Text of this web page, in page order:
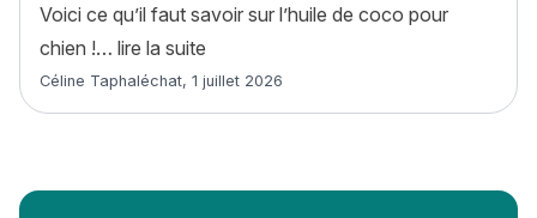
Voici ce qu’il faut savoir sur l’huile de coco pour
chien !… lire la suite
Article rédigé par
Céline Taphaléchat, 1 juillet 2026